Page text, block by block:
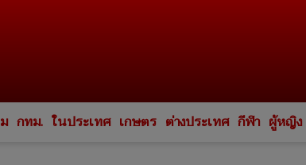
กทม. ในประเทศ เกษตร ต่างประเทศ กีฬา ผู้หญิง